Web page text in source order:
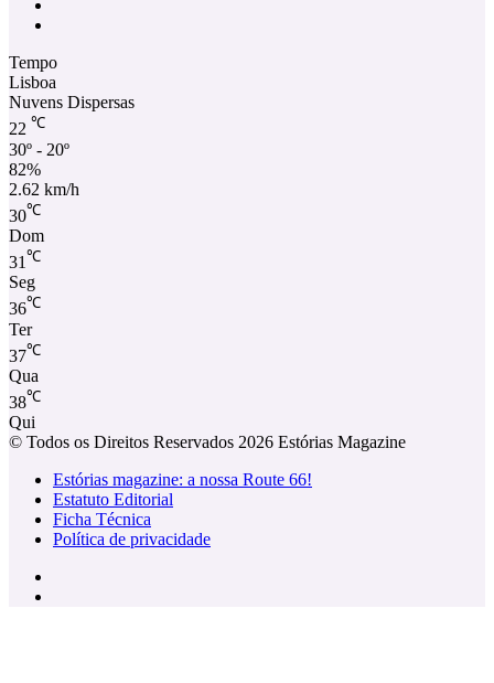
Tempo
Lisboa
Nuvens Dispersas
22 ℃
30º - 20º
82%
2.62 km/h
30℃
Dom
31 ℃
Seg
36℃
Ter
37℃
Qua
38℃
Qui
© Todos os Direitos Reservados 2026 Estórias Magazine
Estórias magazine: a nossa Route 66!
Estatuto Editorial
Ficha Técnica
Política de privacidade